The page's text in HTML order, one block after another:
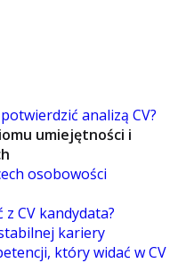
analizą CV?
umiejętności i
osobowości
CV kandydata?
kariery
który widać w CV